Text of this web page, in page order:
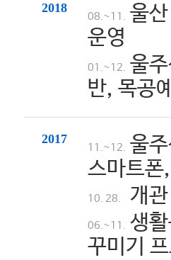
2018
08.~11. 울
운영
01.~12. 울
반, 목공
2017
11.~12. 울
스마트
10. 28. 개
06.~11. 생
꾸미기